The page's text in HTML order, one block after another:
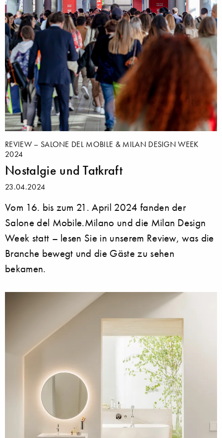
REVIEW – SALONE DEL MOBILE & MILAN DESIGN WEEK
2024
Nostalgie und Tatkraft
23.04.2024
Vom 16. bis zum 21. April 2024 fanden der
Salone del Mobile.Milano und die Milan Design
Week statt – lesen Sie in unserem Review, was die
Branche bewegt und die Gäste zu sehen
bekamen.